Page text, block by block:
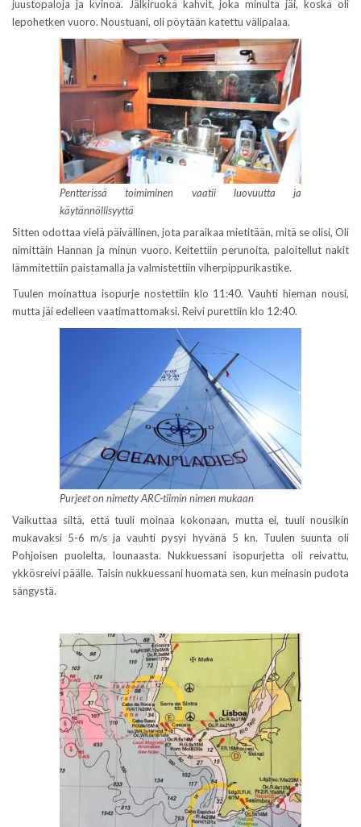
juustopaloja ja kvinoa. Jälkiruoka kahvit, joka minulta jäi, koska oli
lepohetken vuoro. Noustuani, oli pöytään katettu välipalaa.
Pentterissä toimiminen vaatii luovuutta ja
käytännöllisyyttä
Sitten odottaa vielä päivällinen, jota paraikaa mietitään, mitä se olisi, Oli
nimittäin Hannan ja minun vuoro. Keitettiin perunoita, paloitellut nakit
lämmitettiin paistamalla ja valmistettiin viherpippurikastike.
Tuulen moinattua isopurje nostettiin klo 11:40. Vauhti hieman nousi,
mutta jäi edelleen vaatimattomaksi. Reivi purettiin klo 12:40.
Purjeet on nimetty ARC-tiimin nimen mukaan
Vaikuttaa siltä, että tuuli moinaa kokonaan, mutta ei, tuuli nousikin
mukavaksi 5-6 m/s ja vauhti pysyi hyvänä 5 kn. Tuulen suunta oli
Pohjoisen puolelta, lounaasta. Nukkuessani isopurjetta oli reivattu,
ykkösreivi päälle. Taisin nukkuessani huomata sen, kun meinasin pudota
sängystä.